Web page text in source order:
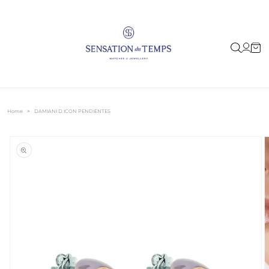
sesión
Carrito
Home > DAMIANI D.ICON PENDIENTES
INFORMACIÓN
DEL PRODUCTO